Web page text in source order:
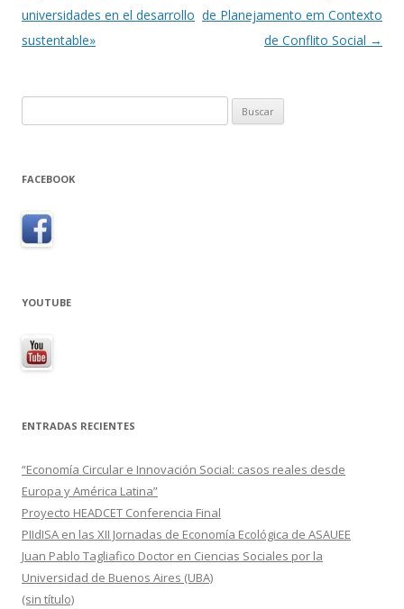
de
entradas
universidades en el desarrollo
sustentable»
de Planejamento em Contexto
de Conflito Social →
FACEBOOK
YOUTUBE
ENTRADAS RECIENTES
“Economía Circular e Innovación Social: casos reales desde
Europa y América Latina”
Proyecto HEADCET Conferencia Final
PIIdISA en las XII Jornadas de Economía Ecológica de ASAUEE
Juan Pablo Tagliafico Doctor en Ciencias Sociales por la
Universidad de Buenos Aires (UBA)
(sin título)